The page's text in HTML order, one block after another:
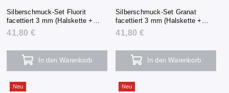
Silberschmuck-Set Fluorit
facettiert 3 mm (Halskette +
Armband + Ohrringe)
41,80 €
In den Warenkorb
Silberschmuck-Set Granat
facettiert 3 mm (Halskette +
Armband + Ohrringe)
41,80 €
In den Warenkorb
Neu Neu